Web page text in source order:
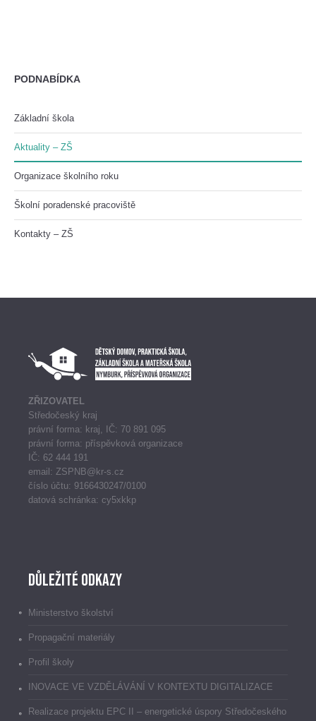
PODNABÍDKA
Základní škola
Aktuality – ZŠ
Organizace školního roku
Školní poradenské pracoviště
Kontakty – ZŠ
ZŘIZOVATEL
Středočeský kraj
právní forma: kraj, IČ: 70 891 095
právní forma: příspěvková organizace
IČ: 62 444 191
email: ZSPNB@kr-s.cz
číslo účtu: 9166430247/0100
datová schránka: cy5xkkp
Důležité odkazy
Ministerstvo školství
Propagační materiály
Profil školy
INOVACE VE VZDĚLÁVÁNÍ V KONTEXTU DIGITALIZACE
Realizace projektu EPC II – energetické úspory Středočeského